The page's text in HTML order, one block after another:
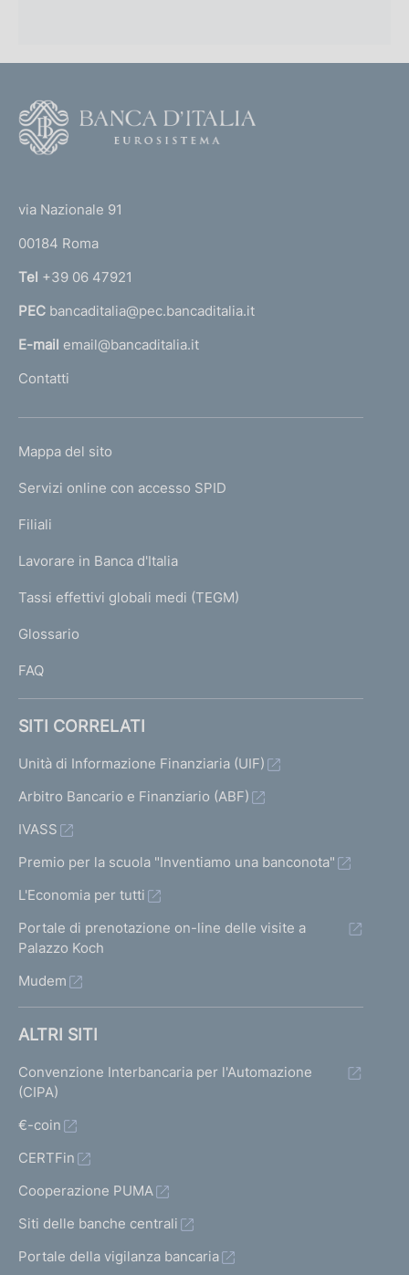
r
n
a
l
'
m
e
a
g
via Nazionale 91
00184 Roma
Tel +39 06 47921
PEC bancaditalia@pec.bancaditalia.it
E-mail email@bancaditalia.it
Contatti
L
N
K
T
I
I
Mappa del sito
Servizi online con accesso SPID
Filiali
Lavorare in Banca d'Italia
Tassi effettivi globali medi (TEGM)
Glossario
FAQ
SITI CORRELATI
Unità di Informazione Finanziaria (UIF)
Arbitro Bancario e Finanziario (ABF)
IVASS
Premio per la scuola "Inventiamo una banconota"
L'Economia per tutti
Portale di prenotazione on-line delle visite a
Palazzo Koch
Mudem
ALTRI SITI
Convenzione Interbancaria per l'Automazione
(CIPA)
€-coin
CERTFin
Cooperazione PUMA
Siti delle banche centrali
Portale della vigilanza bancaria